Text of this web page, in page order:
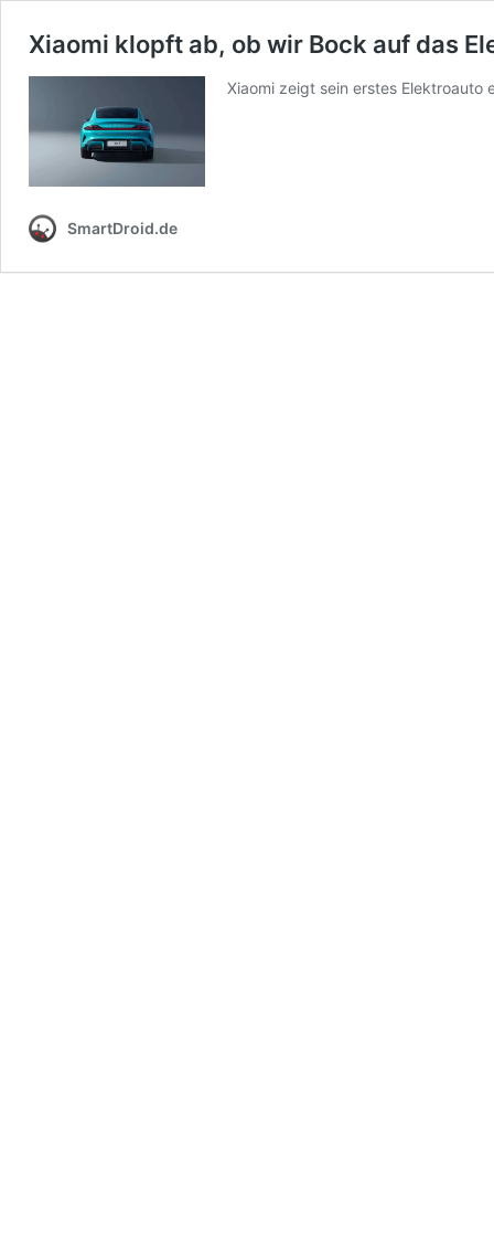
Xiaomi klopft ab, ob wir Bock auf das
Xiaomi zeigt sein erstes Elektroauto
SmartDroid.de